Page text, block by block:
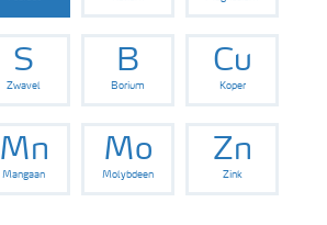
S
Zwavel
B
Borium
Cu
Koper
Mn
Mangaan
Mo
Molybdeen
Zn
Zink